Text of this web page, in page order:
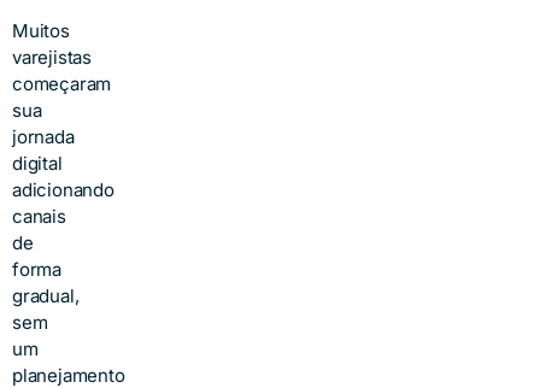
Muitos
varejistas
começaram
sua
jornada
digital
adicionando
canais
de
forma
gradual,
sem
um
planejamento